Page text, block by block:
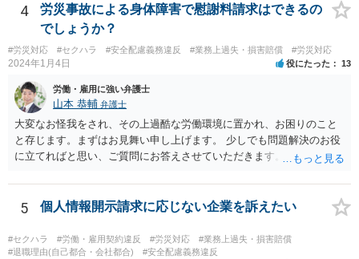
す。その意味では「無益的記載事項」です。 法律的に全く意味がな
い主張で、過度に攻撃的な文章ですから、少なくとも記載する必要は
全くない事項です。 こういったことが記載された場合には、完全ス
ルーする方が印象はよいのが普通です。
4
労災事故による身体障害で慰謝料請求はできるの
でしょうか？
#労災対応 #セクハラ #安全配慮義務違反 #業務上過失・損害賠償 #労災対応
2024年1月4日 役にたった 13
労働・雇用に強い弁護士
山本 恭輔 弁護士
大変なお怪我をされ、その上過酷な労働環境に置かれ、お困りのこと
と存じます。まずはお見舞い申し上げます。 少しでも問題解決のお役
に立てればと思い、ご質問にお答えさせていただきます。 ご相談者の
我に関しては労災保険からの給付や会社からの損害賠償が、過重労働
に関しては未払残業代の支払が受けられる可能性がある事案とお見受
様々な事情のヒアリングや証拠資料の検討が必要になるため、今後の
方針の検討も含め、一度面談にて法律相談をされることをおすすめし
5 個人情報開示請求に応じない企業を訴えたい
#セクハラ #労働・雇用契約違反 #労災対応
#業務上過失・損害賠償
#退職理由(自己都合・会社都合)
#安全配慮義務違反